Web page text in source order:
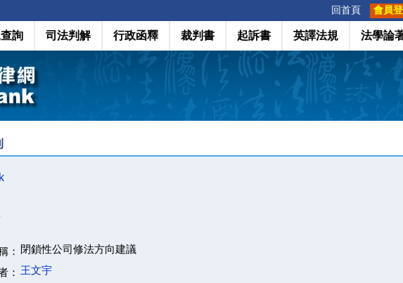
回首頁 會員
詢 司法判解 行政函釋 裁判書 起訴書 英譯法規 法學論
： 閉鎖性公司修法方向建議
： 王文宇